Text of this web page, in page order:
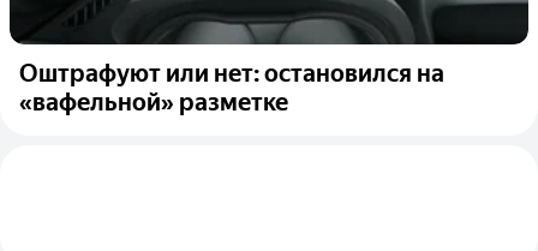
Оштрафуют или нет: остановился на
«вафельной» разметке